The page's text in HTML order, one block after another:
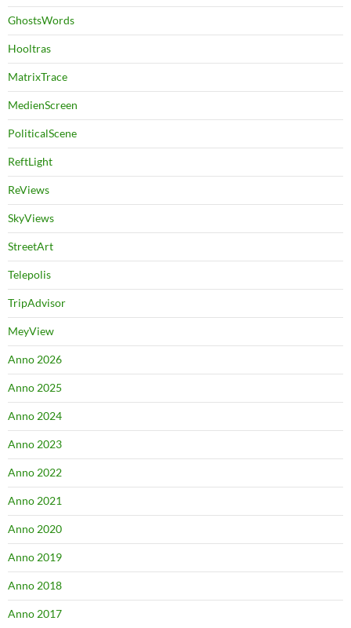
GhostsWords
Hooltras
MatrixTrace
MedienScreen
PoliticalScene
ReftLight
ReViews
SkyViews
StreetArt
Telepolis
TripAdvisor
MeyView
Anno 2026
Anno 2025
Anno 2024
Anno 2023
Anno 2022
Anno 2021
Anno 2020
Anno 2019
Anno 2018
Anno 2017